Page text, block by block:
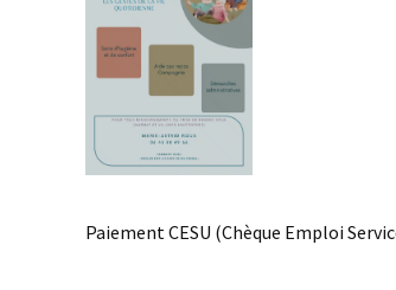
Paiement CESU (Chèque Emploi